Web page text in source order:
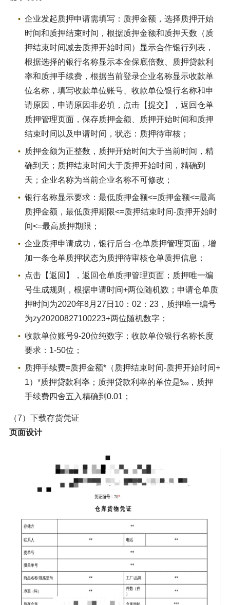
企业发起质押申请需填写：质押金额，选择质押开始
时间和质押结束时间，根据质押金额和质押天数（质
押结束时间减去质押开始时间）显示合作银行列表，
根据选择的银行名称显示本金保底倍数、质押贷款利
率和质押手续费，根据当前登录企业名称显示收款单
位名称，填写收款单位账号、收款单位银行名称和申
请原因，申请原因非必填，点击【提交】，返回仓单
质押管理页面，保存质押金额、质押开始时间和质押
结束时间以及申请时间，状态：质押待审核；
质押金额为正整数，质押开始时间大于当前时间，精
确到天；质押结束时间大于质押开始时间，精确到
天；企业名称为当前企业名称不可修改；
银行名称显示要求：最低质押金额<=质押金额<=最高
质押金额，最低质押期限<=质押结束时间-质押开始时
间<=最高质押期限；
企业质押申请成功，银行后台-仓单质押管理页面，增
加一条仓单质押状态为质押待审核仓单质押信息；
点击【返回】，返回仓单质押管理页面；质押唯一编
号生成规则，根据申请时间+两位随机数；申请仓单质
押时间为2020年8月27日10：02：23，质押唯一编号
为zy20200827100223+两位随机数字；
收款单位账号9-20位纯数字；收款单位银行名称长度
要求：1-50位；
质押手续费=质押金额*（质押结束时间-质押开始时间+
1）*质押贷款利率；质押贷款利率的单位是‱，质押
手续费四舍五入精确到0.01；
（7）下载存货凭证
页面设计